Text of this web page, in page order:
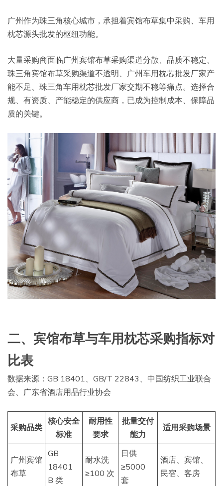
广州作为珠三角核心城市，承担着宾馆布草集中采购、车用
枕芯源头批发的枢纽功能。
大量采购商面临广州宾馆布草采购渠道分散、品质不稳定、
珠三角宾馆布草采购渠道不透明、广州车用枕芯批发厂家产
能不足、珠三角车用枕芯批发厂家交期不稳等痛点。选择合
规、有资质、产能稳定的供应商，已成为控制成本、保障品
质的关键。
二、宾馆布草与车用枕芯采购指标对
比表
数据来源：GB 18401、GB/T 22843、中国纺织工业联合
会、广东省酒店用品行业协会
采购品类
核心安全
标准
耐用性
要求
批量交付
能力
适用采购场景
广州宾馆
布草
GB
18401
B 类
耐水洗
≥100 次
日供
≥5000
套
酒店、宾馆、
民宿、客房